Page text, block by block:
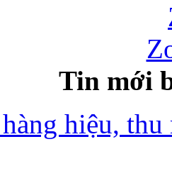
Tin mới
hiệu,